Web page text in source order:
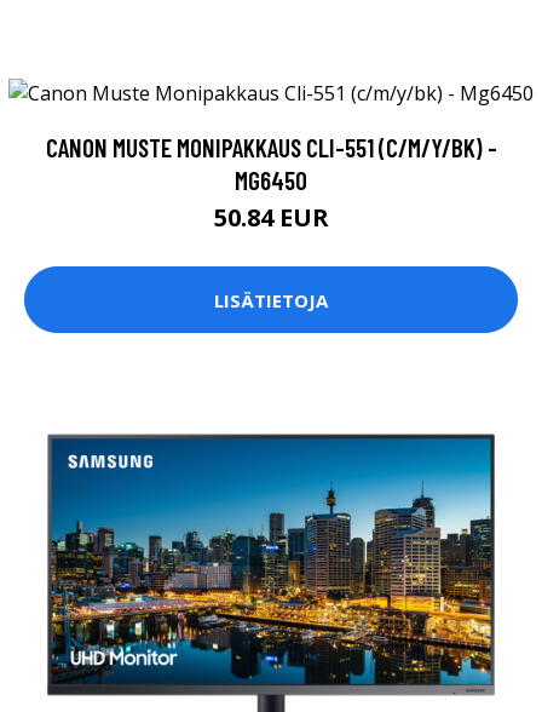
CANON MUSTE MONIPAKKAUS CLI-551 (C/M/Y/BK) -
MG6450
50.84 EUR
LISÄTIETOJA